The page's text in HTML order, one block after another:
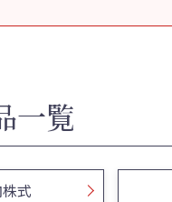
一覧
式